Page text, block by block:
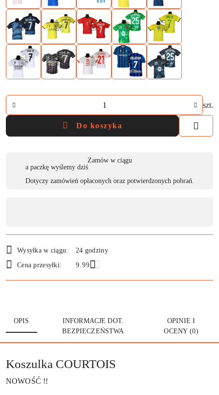
szt.
Do koszyka
płatność
Zamów w ciągu
a paczkę wyślemy dziś
Dotyczy zamówień opłaconych oraz potwierdzonych pobrań.
Wysyłka w ciągu:
24 godziny
Cena przesyłki:
9.99
OPIS
INFORMACJE DOT.
BEZPIECZEŃSTWA
OPINIE I
OCENY (0)
Koszulka COURTOIS
NOWOŚĆ !!